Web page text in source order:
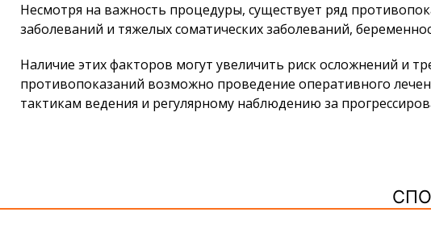
Несмотря на важность процедуры, существует ряд
заболеваний и тяжелых соматических заболеваний,
Наличие этих факторов могут увеличить риск осложнений и
противопоказаний возможно проведение оперативного
тактикам ведения и регулярному наблюдению за